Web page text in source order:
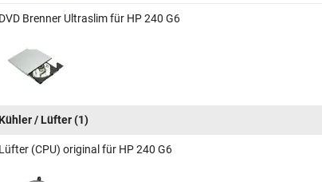
DVD Brenner Ultraslim für HP 240 G6
Kühler / Lüfter(1)
Lüfter (CPU) original für HP 240 G6